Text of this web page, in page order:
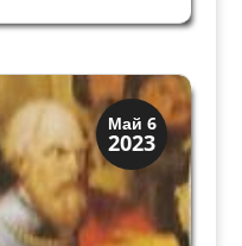
когда Синьором
Май 6
2023